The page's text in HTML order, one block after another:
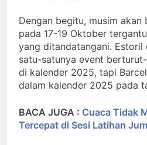
Dengan begitu, musim akan
pada 17-19 Oktober
yang ditandatangani. Estoril
satu-satunya event
di kalender 2025, tapi
dalam kalender 2025 pada
BACA JUGA : Cuaca Tidak
Tercepat di Sesi Latihan